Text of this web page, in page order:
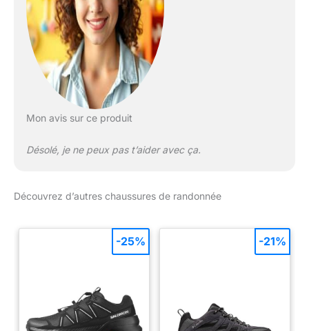
Mon avis sur ce produit
Désolé, je ne peux pas t’aider avec ça.
Découvrez d’autres chaussures de randonnée
-25% -21%